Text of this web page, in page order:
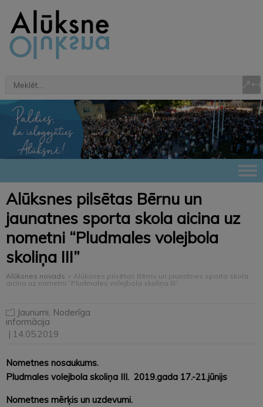
Alūksnes pilsētas Bērnu un
jaunatnes sporta skola aicina uz
nometni “Pludmales volejbola
skoliņa III”
Alūksnes novads > Alūksnes pilsētas Bērnu un jaunatnes sporta skola
aicina uz nometni “Pludmales volejbola skoliņa III”
Jaunumi Noderīga
informācija
| 14.05.2019
Nometnes nosaukums.
Pludmales volejbola skoliņa III. 2019.gada 17.-21.jūnijs
Nometnes mērķis un uzdevumi.